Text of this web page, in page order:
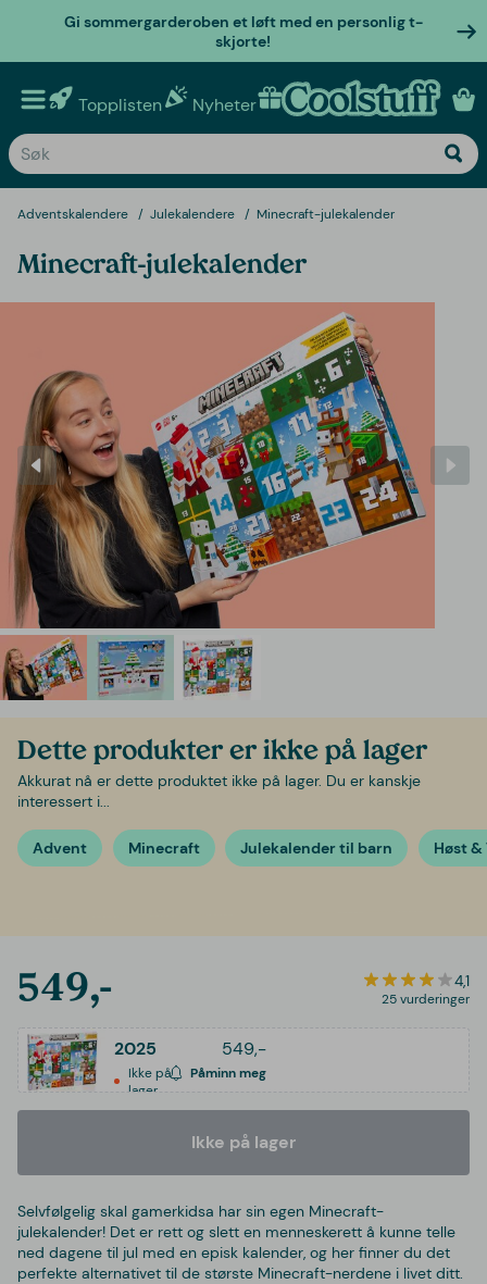
Gi sommergarderoben et løft med en personlig t-
skjorte!
Topplisten Nyheter Personlige gaver
Adventskalendere Julekalendere Minecraft-julekalender
Minecraft-julekalender
Dette produkter er ikke på lager
Akkurat nå er dette produktet ikke på lager. Du er kanskje
interessert i...
Advent Minecraft Julekalender til barn Høst
549,- 4,1
25 vurderinger
2025 549,-
Ikke på
lager
Påminn meg
Ikke på lager
Selvfølgelig skal gamerkidsa har sin egen Minecraft-
julekalender! Det er rett og slett en menneskerett å kunne telle
ned dagene til jul med en episk kalender, og her finner du det
perfekte alternativet til de største Minecraft-nerdene i livet ditt.